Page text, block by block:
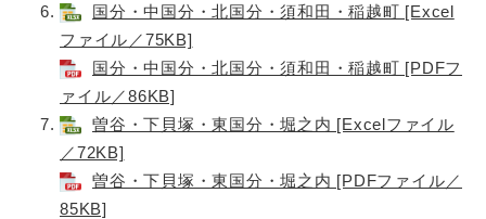
国分・中国分・北国分・須和田・稲越町 [Excel
ファイル／75KB]
国分・中国分・北国分・須和田・稲越町 [PDFフ
ァイル／86KB]
曽谷・下貝塚・東国分・堀之内 [Excelファイル
／72KB]
曽谷・下貝塚・東国分・堀之内 [PDFファイル／
85KB]